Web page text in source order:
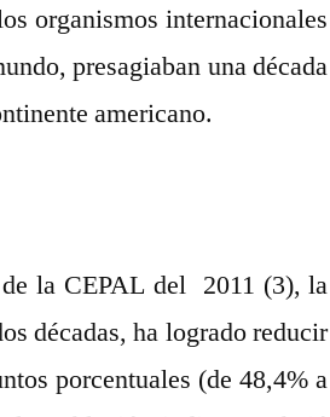
organismos internacionales
presagiaban una década
americano.
la CEPAL del 2011 (3), la
décadas, ha logrado reducir
porcentuales (de 48,4% a